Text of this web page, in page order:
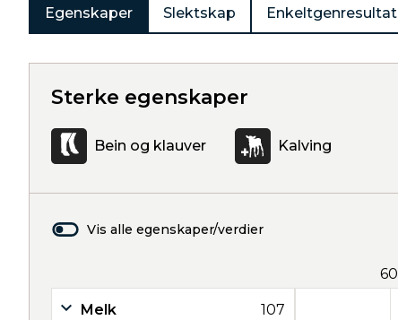
Egenskaper Slektskap Enkeltgenresultat
Sterke egenskaper
Bein og klauver Kalving
Vis alle egenskaper/verdier
60
Melk 107